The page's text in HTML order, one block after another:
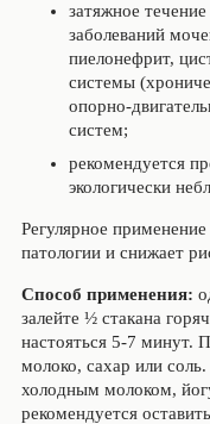
затяжное
заболеваний
пиелонефрит,
системы
опорно-
систем;
рекомендуется
экологически
Регулярное
патологии и снижает
Способ применения:
залейте ½ стакана
настояться 5-7 минут.
молоко, сахар или
холодным молоком,
рекомендуется